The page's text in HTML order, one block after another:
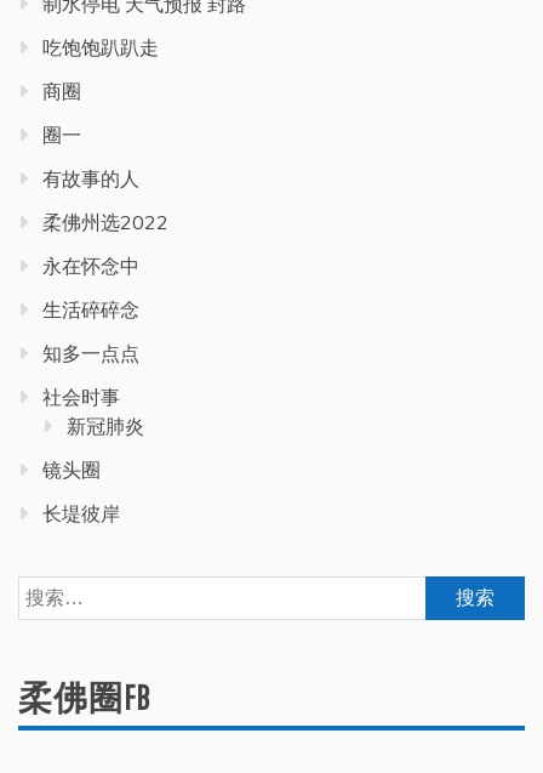
吃饱饱趴趴走
商圈
圈一
有故事的人
柔佛州选2022
永在怀念中
生活碎碎念
知多一点点
社会时事
新冠肺炎
镜头圈
长堤彼岸
搜
索：
柔佛圈FB